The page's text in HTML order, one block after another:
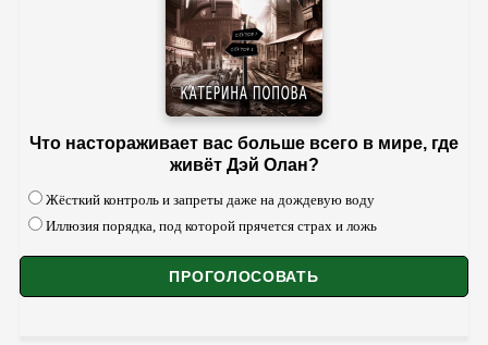
Что настораживает вас больше всего в мире, где
живёт Дэй Олан?
Жёсткий контроль и запреты даже на дождевую воду
Иллюзия порядка, под которой прячется страх и ложь